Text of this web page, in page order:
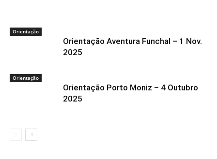
Orientação
Orientação Aventura Funchal – 1 Nov.
2025
Orientação
Orientação Porto Moniz – 4 Outubro
2025